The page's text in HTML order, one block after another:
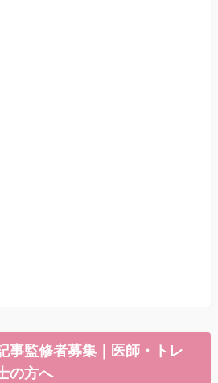
事監修者募集｜医師・トレ
の方へ